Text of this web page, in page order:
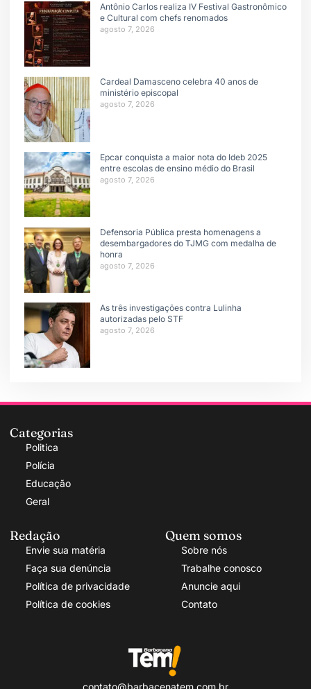
Antônio Carlos realiza IV Festival Gastronômico
e Cultural com chefs renomados
agosto 7, 2026
Cardeal Damasceno celebra 40 anos de
ministério episcopal
agosto 7, 2026
Epcar conquista a maior nota do Ideb 2025
entre escolas de ensino médio do Brasil
agosto 7, 2026
Defensoria Pública presta homenagens a
desembargadores do TJMG com medalha de
honra
agosto 7, 2026
As três investigações contra Lulinha
autorizadas pelo STF
agosto 7, 2026
Categorias
Politica
Polícia
Educação
Geral
Redação
Envie sua matéria
Faça sua denúncia
Política de privacidade
Política de cookies
Quem somos
Sobre nós
Trabalhe conosco
Anuncie aqui
Contato
contato@barbacenatem.com.br